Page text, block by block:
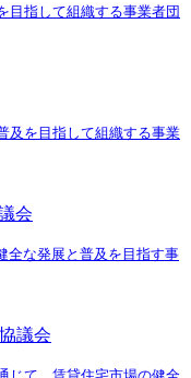
目指して組織する事業者団
及を目指して組織する事業
会
全な発展と普及を目指す事
議会